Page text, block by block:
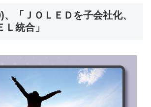
、「ＪＯＬＥＤを子会社化、
統合」